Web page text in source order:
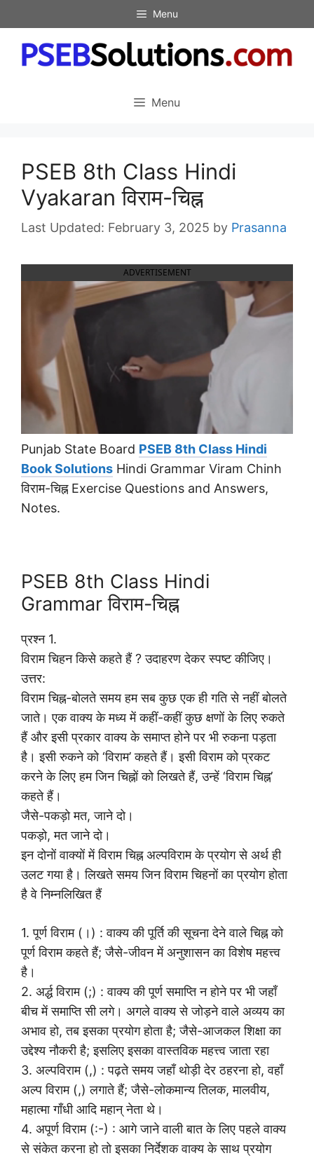
to
content
Menu
Menu
PSEB 8th Class Hindi
Vyakaran विराम-चिह्न
February 3, 2025 by Prasanna
ADVERTISEMENT
Punjab State Board PSEB 8th Class Hindi
Book Solutions Hindi Grammar Viram Chinh
विराम-चिह्न Exercise Questions and Answers,
Notes.
PSEB 8th Class Hindi
Grammar विराम-चिह्न
प्रश्न 1.
विराम चिहन किसे कहते हैं ? उदाहरण देकर स्पष्ट कीजिए।
उत्तर:
विराम चिह्न-बोलते समय हम सब कुछ एक ही गति से नहीं बोलते
जाते। एक वाक्य के मध्य में कहीं-कहीं कुछ क्षणों के लिए रुकते
हैं और इसी प्रकार वाक्य के समाप्त होने पर भी रुकना पड़ता
है। इसी रुकने को ‘विराम’ कहते हैं। इसी विराम को प्रकट
करने के लिए हम जिन चिह्नों को लिखते हैं, उन्हें ‘विराम चिह्न’
कहते हैं।
जैसे-पकड़ो मत, जाने दो।
पकड़ो, मत जाने दो।
इन दोनों वाक्यों में विराम चिह्न अल्पविराम के प्रयोग से अर्थ ही
उलट गया है। लिखते समय जिन विराम चिहनों का प्रयोग होता
है वे निम्नलिखित हैं
1. पूर्ण विराम (।) : वाक्य की पूर्ति की सूचना देने वाले चिह्न को
पूर्ण विराम कहते हैं; जैसे-जीवन में अनुशासन का विशेष महत्त्व
है।
2. अर्द्ध विराम (;) : वाक्य की पूर्ण समाप्ति न होने पर भी जहाँ
बीच में समाप्ति सी लगे। अगले वाक्य से जोड़ने वाले अव्यय का
अभाव हो, तब इसका प्रयोग होता है; जैसे-आजकल शिक्षा का
उद्देश्य नौकरी है; इसलिए इसका वास्तविक महत्त्व जाता रहा
3. अल्पविराम (,) : पढ़ते समय जहाँ थोड़ी देर ठहरना हो, वहाँ
अल्प विराम (,) लगाते हैं; जैसे-लोकमान्य तिलक, मालवीय,
महात्मा गाँधी आदि महान् नेता थे।
4. अपूर्ण विराम (:-) : आगे जाने वाली बात के लिए पहले वाक्य
से संकेत करना हो तो इसका निर्देशक वाक्य के साथ प्रयोग